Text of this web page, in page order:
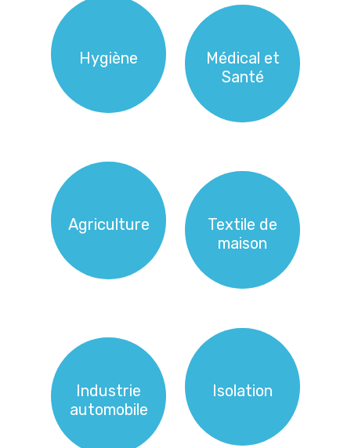
Hygiène
Médical et
Santé
Agriculture
Textile de
maison
Industrie
automobile
Isolation